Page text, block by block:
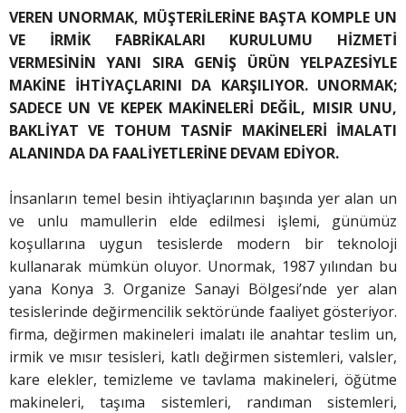
VEREN UNORMAK, MÜŞTERİLERİNE BAŞTA KOMPLE UN
VE İRMİK FABRİKALARI KURULUMU HİZMETİ
VERMESİNİN YANI SIRA GENİŞ ÜRÜN YELPAZESİYLE
MAKİNE İHTİYAÇLARINI DA KARŞILIYOR. UNORMAK;
SADECE UN VE KEPEK MAKİNELERİ DEĞİL, MISIR UNU,
BAKLİYAT VE TOHUM TASNİF MAKİNELERİ İMALATI
ALANINDA DA FAALİYETLERİNE DEVAM EDİYOR.
İnsanların temel besin ihtiyaçlarının başında yer alan un
ve unlu mamullerin elde edilmesi işlemi, günümüz
koşullarına uygun tesislerde modern bir teknoloji
kullanarak mümkün oluyor. Unormak, 1987 yılından bu
yana Konya 3. Organize Sanayi Bölgesi’nde yer alan
tesislerinde değirmencilik sektöründe faaliyet gösteriyor.
firma, değirmen makineleri imalatı ile anahtar teslim un,
irmik ve mısır tesisleri, katlı değirmen sistemleri, valsler,
kare elekler, temizleme ve tavlama makineleri, öğütme
makineleri, taşıma sistemleri, randıman sistemleri,